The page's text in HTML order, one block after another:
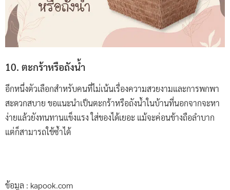
10. ตะกร้าหรือถังน้ำ
อีกหนึ่งตัวเลือกสำหรับคนที่ไม่เน้นเรื่องความสวยงามและการพกพา
สะดวกสบาย ขอแนะนำเป็นตะกร้าหรือถังน้ำในบ้านที่นอกจากจะหา
ง่ายแล้วยังทนทานแข็งแรง ใส่ของได้เยอะ แม้จะค่อนข้างถือลำบาก
แต่ก็สามารถใช้ซ้ำได้
ข้อมูล : kapook.com